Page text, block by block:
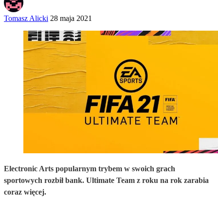
Tomasz Alicki 28 maja 2021
Electronic Arts popularnym trybem w swoich grach
sportowych rozbił bank. Ultimate Team z roku na rok zarabia
coraz więcej.